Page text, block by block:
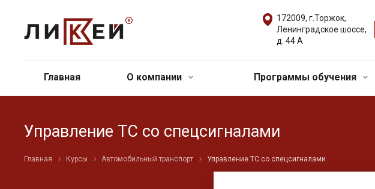
172009, г.Торжок,
Ленинградское шоссе,
д. 44 А
Главная О компании Программы обучения
Управление ТС со спецсигналами
Главная Курсы Автомобильный транспорт Управление ТС со спецсигналами